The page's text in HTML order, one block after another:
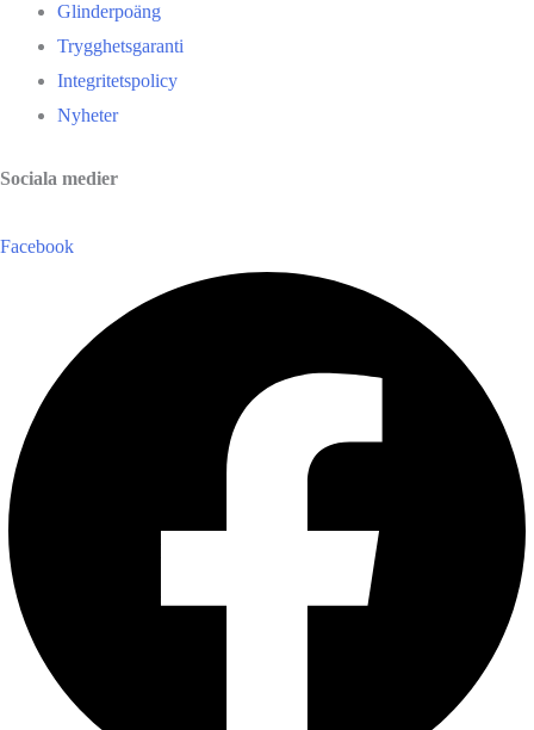
Glinderpoäng
Trygghetsgaranti
Integritetspolicy
Nyheter
Sociala medier
Facebook